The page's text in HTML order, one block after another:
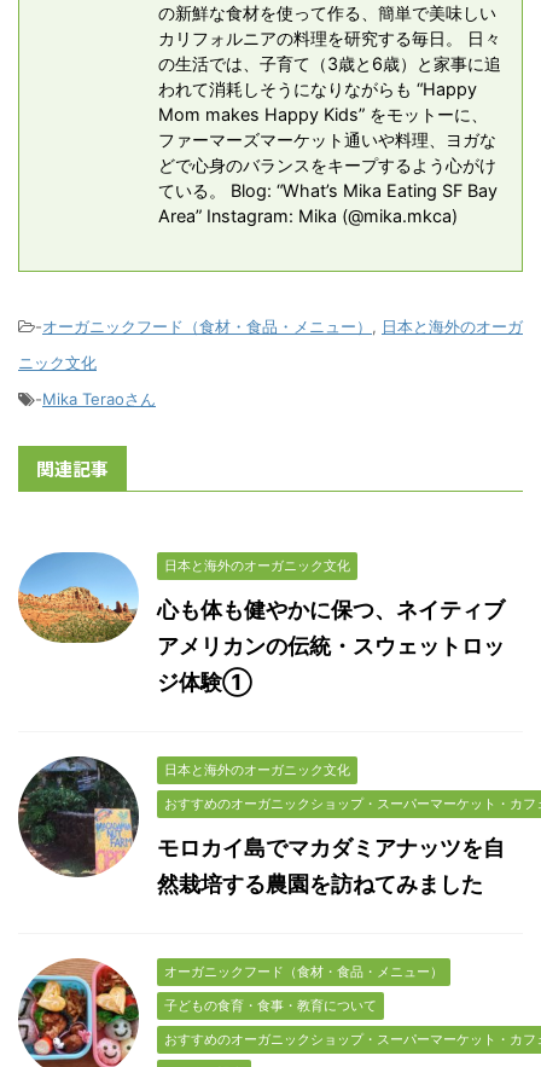
の新鮮な食材を使って作る、簡単で美味しい
カリフォルニアの料理を研究する毎日。 日々
の生活では、子育て（3歳と6歳）と家事に追
われて消耗しそうになりながらも “Happy
Mom makes Happy Kids” をモットーに、
ファーマーズマーケット通いや料理、ヨガな
どで心身のバランスをキープするよう心がけ
ている。 Blog: “What’s Mika Eating SF Bay
Area” Instagram: Mika (@mika.mkca)
-オーガニックフード（食材・食品・メニュー） , 日本と海外のオーガ
ニック文化
-Mika Teraoさん
関連記事
日本と海外のオーガニック文化
心も体も健やかに保つ、ネイティブ
アメリカンの伝統・スウェットロッ
ジ体験①
日本と海外のオーガニック文化
おすすめのオーガニックショップ・スーパーマーケット・カ
モロカイ島でマカダミアナッツを自
然栽培する農園を訪ねてみました
オーガニックフード（食材・食品・メニュー）
子どもの食育・食事・教育について
おすすめのオーガニックショップ・スーパーマーケット・カ